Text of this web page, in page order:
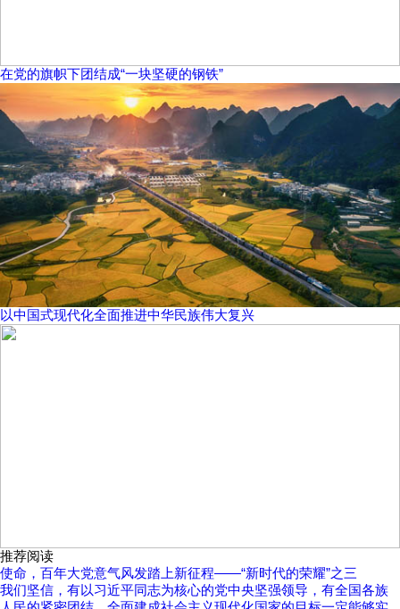
在党的旗帜下团结成“一块坚硬的钢铁”
以中国式现代化全面推进中华民族伟大复兴
推荐阅读
使命，百年大党意气风发踏上新征程——“新时代的荣耀”之三
我们坚信，有以习近平同志为核心的党中央坚强领导，有全国各族